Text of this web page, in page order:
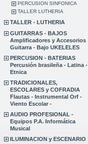
PERCUSION SINFONICA
TALLER LUTHERIA
TALLER - LUTHERIA
GUITARRAS - BAJOS
Amplificadores y Accesorios
Guitarra - Bajo UKELELES
PERCUSION - BATERIAS
Percusión brasileña - Latina -
Etnica
TRADICIONALES,
ESCOLARES y COFRADIA
Flautas - Instrumental Orf -
Viento Escolar -
AUDIO PROFESIONAL -
Equipos P.A. Informática
Musical
ILUMINACION y ESCENARIO